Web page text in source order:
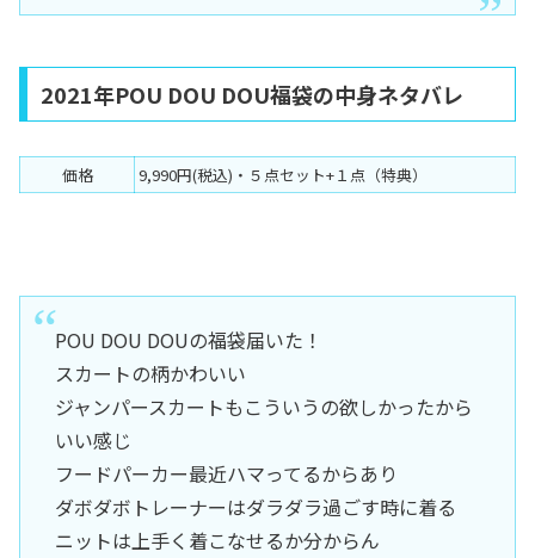
2021年POU DOU DOU福袋の中身ネタバレ
価格 9,990円(税込)・５点セット+１点（特典）
POU DOU DOUの福袋届いた！
スカートの柄かわいい
ジャンパースカートもこういうの欲しかったから
いい感じ
フードパーカー最近ハマってるからあり
ダボダボトレーナーはダラダラ過ごす時に着る
ニットは上手く着こなせるか分からん